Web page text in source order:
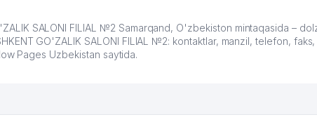
SALONI FILIAL №2 Samarqand, O'zbekiston mintaqasida –
GO'ZALIK SALONI FILIAL №2: kontaktlar, manzil, telefon,
Pages Uzbekistan saytida.